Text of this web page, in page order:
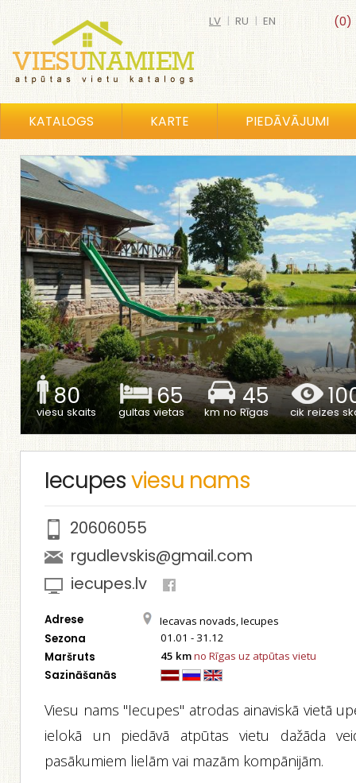
(0)
LV | RU | EN
KATALOGS KARTE PIEDĀVĀJUMI
80
viesu skaits
65
gultas vietas
45
km no Rīgas cik reizes
Iecupesviesu nams
20606055
rgudlevskis@gmail.com
iecupes.lv
Adrese Iecavas novads, Iecupes
Sezona 01.01 - 31.12
Maršruts 45 kmno Rīgas uz atpūtas vietu
Sazināšanās
Viesu nams "Iecupes" atrodas ainaviskā vietā
ielokā un piedāvā atpūtas vietu dažāda
pasākumiem lielām vai mazām kompānijām.